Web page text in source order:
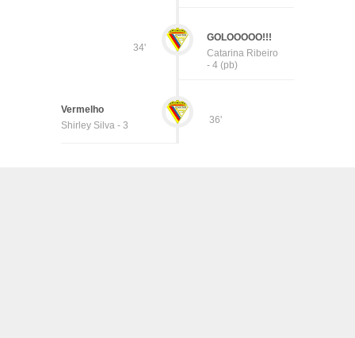
34'
GOLOOOOO!!!
Catarina Ribeiro
- 4 (pb)
36'
Vermelho
Shirley Silva - 3